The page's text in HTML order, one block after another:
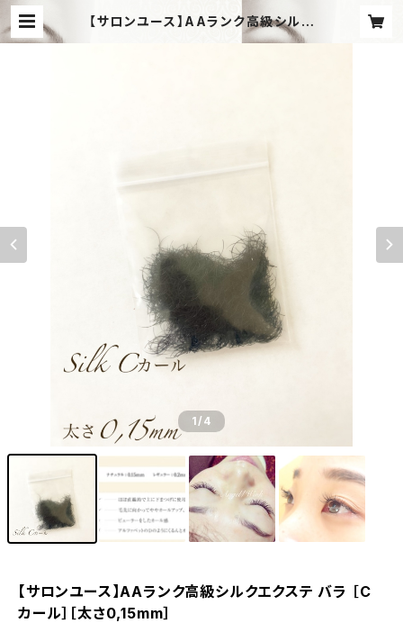
【サロンユース】AAランク高級シルク
エクステ バラ ［Cカール］［太さ0,15
1/4
【サロンユース】AAランク高級シルクエクステ バラ ［C
カール］［太さ0,15mm］